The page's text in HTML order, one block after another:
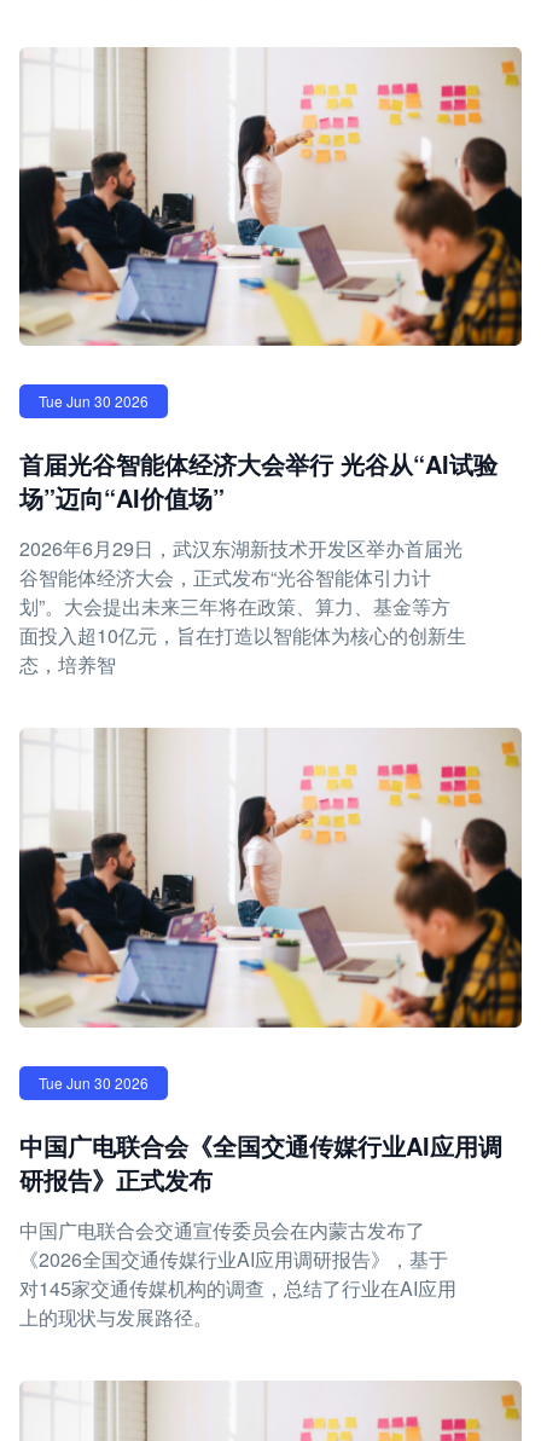
Tue Jun 30 2026
首届光谷智能体经济大会举行 光谷从“AI试验
场”迈向“AI价值场”
2026年6月29日，武汉东湖新技术开发区举办首届光
谷智能体经济大会，正式发布“光谷智能体引力计
划”。大会提出未来三年将在政策、算力、基金等方
面投入超10亿元，旨在打造以智能体为核心的创新生
态，培养智
Tue Jun 30 2026
中国广电联合会《全国交通传媒行业AI应用调
研报告》正式发布
中国广电联合会交通宣传委员会在内蒙古发布了
《2026全国交通传媒行业AI应用调研报告》，基于
对145家交通传媒机构的调查，总结了行业在AI应用
上的现状与发展路径。